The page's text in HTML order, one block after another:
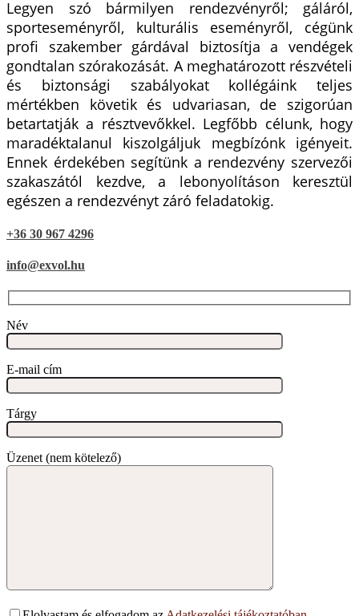
Legyen szó bármilyen rendezvényről; gáláról,
sporteseményről, kulturális eseményről, cégünk
profi szakember gárdával biztosítja a vendégek
gondtalan szórakozását. A meghatározott részvételi
és biztonsági szabályokat kollégáink teljes
mértékben követik és udvariasan, de szigorúan
betartatják a résztvevőkkel. Legfőbb célunk, hogy
maradéktalanul kiszolgáljuk megbízónk igényeit.
Ennek érdekében segítünk a rendezvény szervezői
szakaszától kezdve, a lebonyolításon keresztül
egészen a rendezvényt záró feladatokig.
+36 30 967 4296
info@exvol.hu
Név
E-mail cím
Tárgy
Üzenet (nem kötelező)